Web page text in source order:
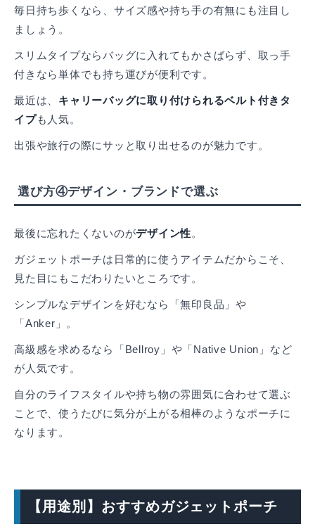
毎日持ち歩くなら、サイズ感や持ち手の有無にも注目し
ましょう。
スリムタイプならバッグに入れてもかさばらず、取っ手
付きなら単体でも持ち運びが便利です。
最近は、 キャリーバッグに取り付けられるベルト付きタ
イプも人気。
出張や旅行の際にサッと取り出せるのが魅力です。
選び方④デザイン・ブランドで選ぶ
最後に忘れたくないのがデザイン性。
ガジェットポーチは日常的に使うアイテムだからこそ、
見た目にもこだわりたいところです。
シンプルなデザインを好むなら「無印良品」や
「Anker」。
高級感を求めるなら「Bellroy」や「Native Union」など
が人気です。
自分のライフスタイルや持ち物の雰囲気に合わせて選ぶ
ことで、使うたびに気分が上がる相棒のようなポーチに
なります。
【用途別】おすすめガジェットポーチ